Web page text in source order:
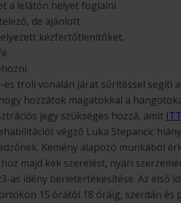
a lelátón helyet foglalni.
de ajánlott.
kézfertőtlenítőket.
es troli vonalán járat sűrítéssel segíti
hozzátok magatokkal a
jegy szükséges hozzá, amit ITT
végző Luka Stepancic
Kemény alapozó munkából
majd kék szerelést, nyári
as idény bérletértékesítése. Az első
15 órától 18 óráig, szerdán